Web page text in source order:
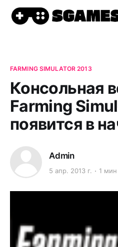
FARMING SIMULATOR 2013
Консольная
Farming
появится в
Admin
5 апр. 2013 г. 1 мин